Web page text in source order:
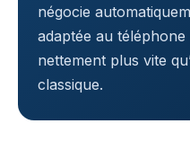
négocie
adaptée au
nettement plus vite
classique.